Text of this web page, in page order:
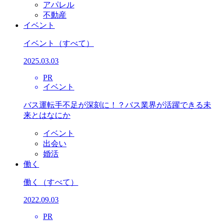
アパレル
不動産
イベント
イベント （すべて）
2025.03.03
PR
イベント
バス運転手不足が深刻に！？バス業界が活躍できる未
来とはなにか
イベント
出会い
婚活
働く
働く （すべて）
2022.09.03
PR